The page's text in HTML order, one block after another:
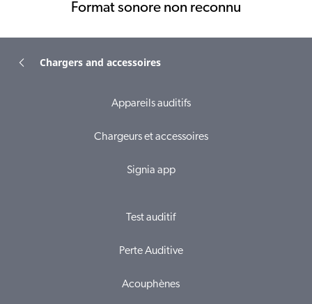
Format sonore non reconnu
Chargers and accessoires
Appareils auditifs
Chargeurs et accessoires
Signia app
Test auditif
Perte Auditive
Acouphènes